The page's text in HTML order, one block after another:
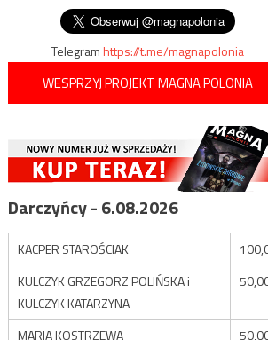
wpisu
Telegramhttps://t.me/magnapolonia
WESPRZYJ PROJEKT MAGNA POLONIA
Darczyńcy - 6.08.2026
KACPER STAROŚCIAK
KULCZYK GRZEGORZ POLIŃSKA i
KULCZYK KATARZYNA
MARIA KOSTRZEWA